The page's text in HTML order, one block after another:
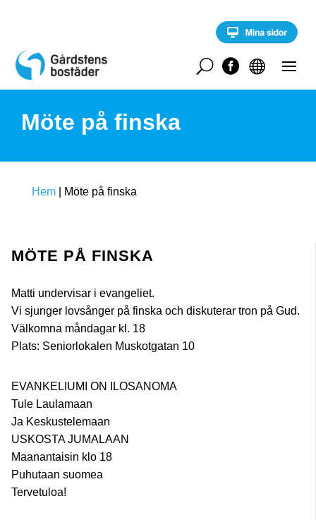
c
n


U
Möte på finska
Hem Möte på finska
MÖTE PÅ FINSKA
Matti undervisar i evangeliet.
Vi sjunger lovsånger på finska och diskuterar tron på Gud.
Välkomna måndagar kl. 18
Plats: Seniorlokalen Muskotgatan 10
EVANKELIUMI ON ILOSANOMA
Tule Laulamaan
Ja Keskustelemaan
USKOSTA JUMALAAN
Maanantaisin klo 18
Puhutaan suomea
Tervetuloa!